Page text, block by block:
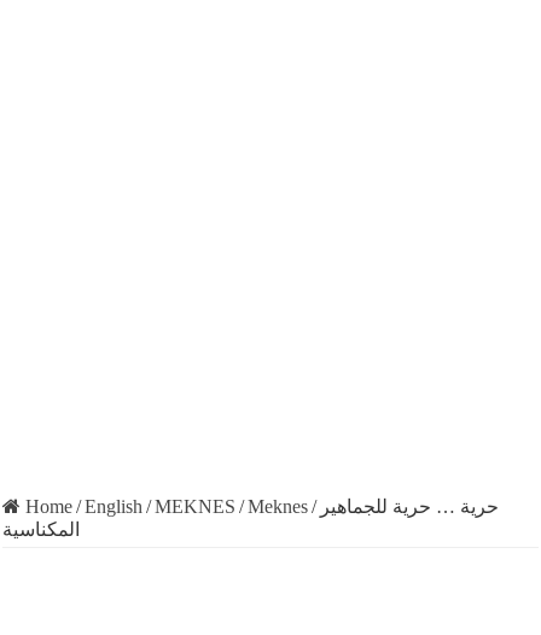
Home/English /MEKNES /Meknes/ حرية … حرية للجماهير
المكناسية